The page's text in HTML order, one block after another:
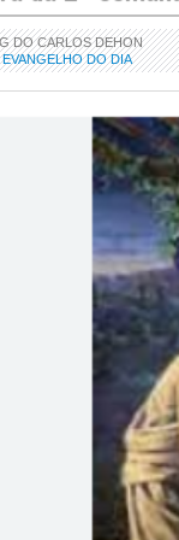
DO CARLOS DEHON
EVANGELHO DO DIA